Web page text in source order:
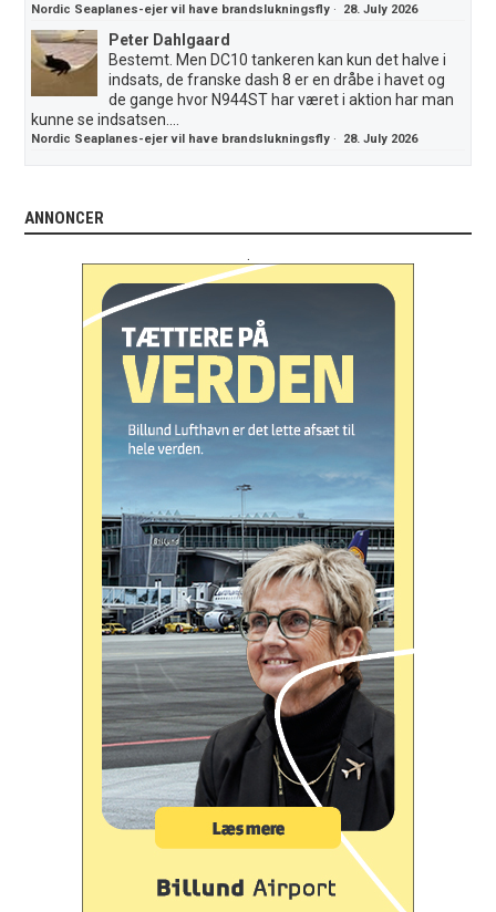
Nordic Seaplanes-ejer vil have brandslukningsfly · 28. July 2026
Peter Dahlgaard
Bestemt. Men DC10 tankeren kan kun det halve i
indsats, de franske dash 8 er en dråbe i havet og
de gange hvor N944ST har været i aktion har man
kunne se indsatsen....
Nordic Seaplanes-ejer vil have brandslukningsfly · 28. July 2026
ANNONCER